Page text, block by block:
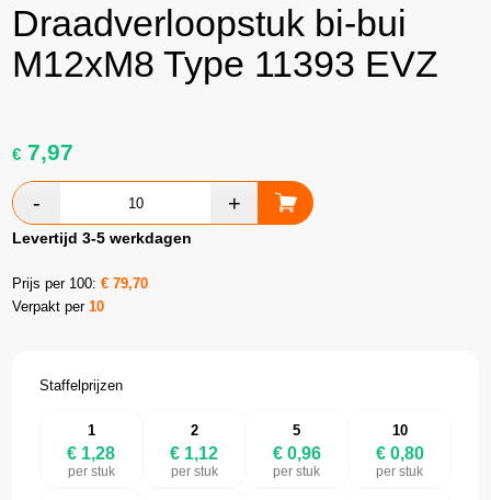
Draadverloopstuk bi-bui
M12xM8 Type 11393 EVZ
€ 7,97
Levertijd 3-5 werkdagen
Prijs per 100:€79,70
Verpakt per10
Staffelprijzen
1
€ 1,28
per stuk
2
€ 1,12
per stuk
5
€ 0,96
per stuk
10
€ 0,80
per stuk